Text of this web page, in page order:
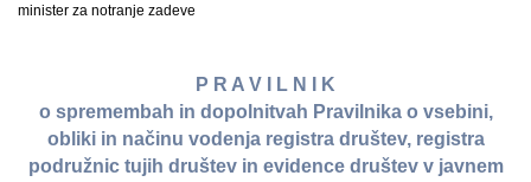
minister za notranje zadeve
P R A V I L N I K
o spremembah in dopolnitvah Pravilnika o vsebini,
obliki in načinu vodenja registra društev, registra
podružnic tujih društev in evidence društev v javnem